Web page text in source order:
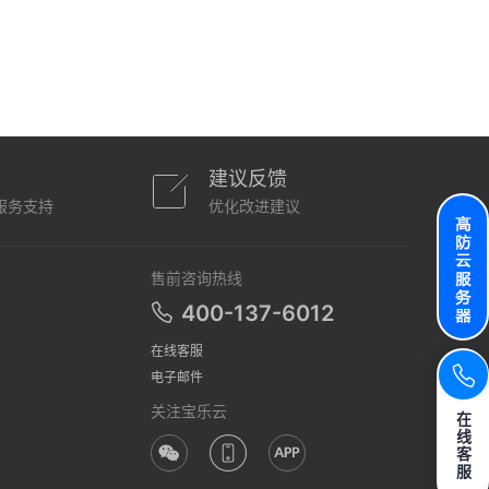
务支持
建议反馈
优化改进建议
售前咨询热线
400-137-6012
在线客服
电子邮件
关注宝乐云
在
线
客
服